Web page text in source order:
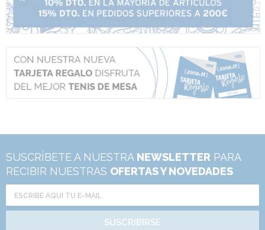
SUSCRÍBETE A NUESTRA NEWSLETTER PARA
RECIBIR NUESTRAS OFERTAS Y NOVEDADES
SUSCRIBIRSE